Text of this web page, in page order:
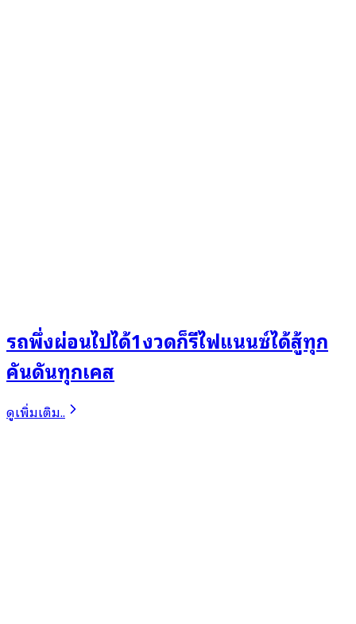
รถพึ่งผ่อนไปได้1งวดก็รีไฟแนนซ์ได้สู้ทุก
คันดันทุกเคส
ดูเพิ่มเติม..